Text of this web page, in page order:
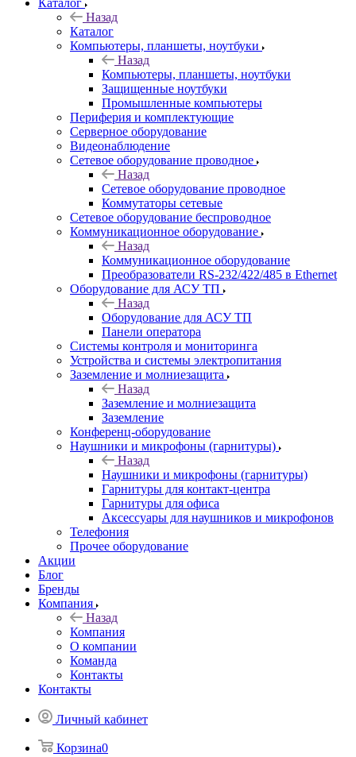
Каталог
Назад
Каталог
Компьютеры, планшеты, ноутбуки
Назад
Компьютеры, планшеты, ноутбуки
Защищенные ноутбуки
Промышленные компьютеры
Периферия и комплектующие
Серверное оборудование
Видеонаблюдение
Сетевое оборудование проводное
Назад
Сетевое оборудование проводное
Коммутаторы сетевые
Сетевое оборудование беспроводное
Коммуникационное оборудование
Назад
Коммуникационное оборудование
Преобразователи RS-232/422/485 в Ethernet
Оборудование для АСУ ТП
Назад
Оборудование для АСУ ТП
Панели оператора
Системы контроля и мониторинга
Устройства и системы электропитания
Заземление и молниезащита
Назад
Заземление и молниезащита
Заземление
Конференц-оборудование
Наушники и микрофоны (гарнитуры)
Назад
Наушники и микрофоны (гарнитуры)
Гарнитуры для контакт-центра
Гарнитуры для офиса
Аксессуары для наушников и микрофонов
Телефония
Прочее оборудование
Акции
Блог
Бренды
Компания
Назад
Компания
О компании
Команда
Контакты
Контакты
Личный кабинет
Корзина0